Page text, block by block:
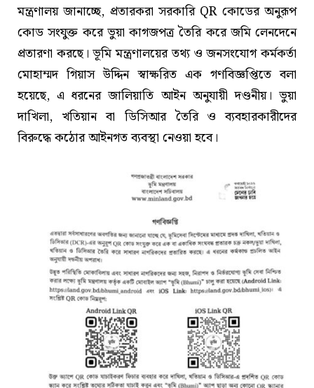
মন্ত্রণালয় জানাচ্ছে, প্রতারকরা সরকারি QR কোডের অনুরূপ
কোড সংযুক্ত করে ভুয়া কাগজপত্র তৈরি করে জমি লেনদেনে
প্রতারণা করছে। ভূমি মন্ত্রণালয়ের তথ্য ও জনসংযোগ কর্মকর্তা
মোহাম্মদ গিয়াস উদ্দিন স্বাক্ষরিত এক গণবিজ্ঞপ্তিতে বলা
হয়েছে, এ ধরনের জালিয়াতি আইন অনুযায়ী দণ্ডনীয়। ভুয়া
দাখিলা, খতিয়ান বা ডিসিআর তৈরি ও ব্যবহারকারীদের
বিরুদ্ধে কঠোর আইনগত ব্যবস্থা নেওয়া হবে।